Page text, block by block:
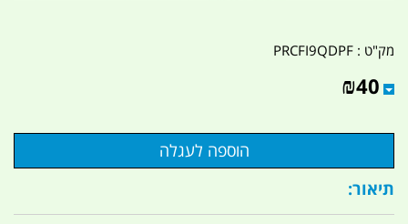
מק"ט : PRCFI9QDPF
₪40
תיאור: